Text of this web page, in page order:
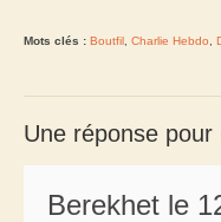
Mots clés : Boutfil Charlie Hebdo
Une réponse pour
Berekhet le